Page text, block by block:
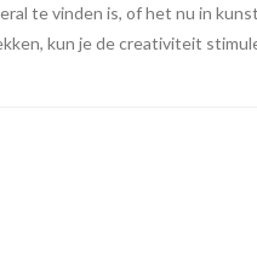
te vinden is, of het nu in
kun je de creativiteit